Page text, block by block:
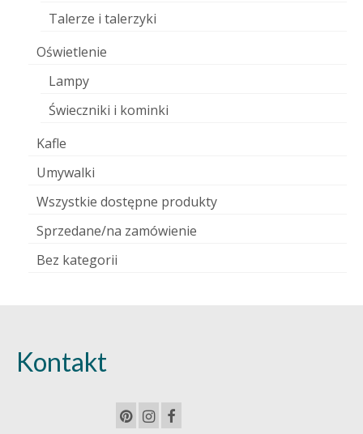
Talerze i talerzyki
Oświetlenie
Lampy
Świeczniki i kominki
Kafle
Umywalki
Wszystkie dostępne produkty
Sprzedane/na zamówienie
Bez kategorii
Kontakt